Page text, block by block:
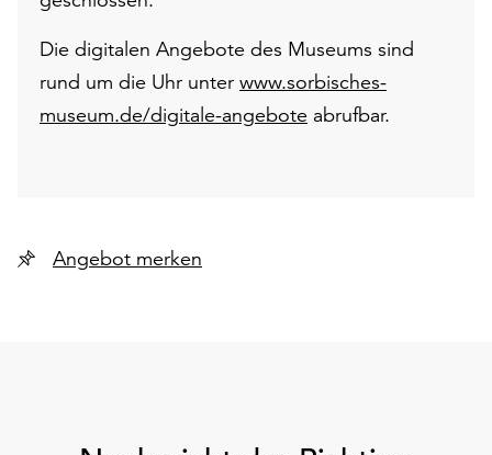
Die digitalen Angebote des Museums sind
rund um die Uhr unter www.sorbisches-
museum.de/digitale-angebote abrufbar.
Angebot merken